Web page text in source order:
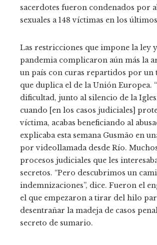
sacerdotes fueron condenados por
sexuales a 148 víctimas en los
Las restricciones que impone la ley
pandemia complicaron aún más la
un país con curas repartidos por
que duplica el de la Unión Europea.
dificultad, junto al silencio de la
cuando [en los casos judiciales]
víctima, acabas beneficiando al
explicaba esta semana Gusmão en
por videollamada desde Río.
procesos judiciales que les
secretos. “Pero descubrimos un
indemnizaciones”, dice. Fueron el
el que empezaron a tirar del hilo
desentrañar la madeja de casos
secreto de sumario.